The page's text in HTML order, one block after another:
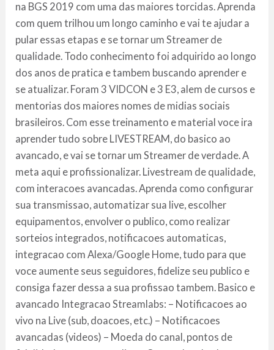
na BGS 2019 com uma das maiores torcidas. Aprenda
com quem trilhou um longo caminho e vai te ajudar a
pular essas etapas e se tornar um Streamer de
qualidade. Todo conhecimento foi adquirido ao longo
dos anos de pratica e tambem buscando aprender e
se atualizar. Foram 3 VIDCON e 3 E3, alem de cursos e
mentorias dos maiores nomes de midias sociais
brasileiros. Com esse treinamento e material voce ira
aprender tudo sobre LIVESTREAM, do basico ao
avancado, e vai se tornar um Streamer de verdade. A
meta aqui e profissionalizar. Livestream de qualidade,
com interacoes avancadas. Aprenda como configurar
sua transmissao, automatizar sua live, escolher
equipamentos, envolver o publico, como realizar
sorteios integrados, notificacoes automaticas,
integracao com Alexa/Google Home, tudo para que
voce aumente seus seguidores, fidelize seu publico e
consiga fazer dessa a sua profissao tambem. Basico e
avancado Integracao Streamlabs: – Notificacoes ao
vivo na Live (sub, doacoes, etc.) – Notificacoes
avancadas (videos) – Moeda do canal, pontos de